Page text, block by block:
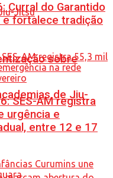
sobre
de Jiu-
Curral do Garantido
e fortalece tradição
SES-AM registra
urgência e
entre 12 e 17